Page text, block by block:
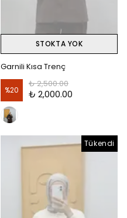
STOKTA YOK
Garnili Kısa Trenç
%20
₺ 2,500.00
₺ 2,000.00
Tükendi